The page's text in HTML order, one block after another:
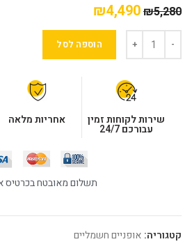
₪5,280
₪4,490
הוספה לסל
שירות לקוחות זמין
עבורכם 24/7
אחריות מלאה
תשלום מאובטח בכרטיס
קטגוריה: אופניים חשמליים